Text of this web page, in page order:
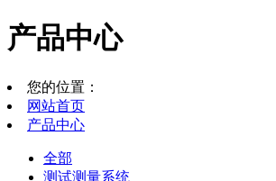
产品中心
您的位置：
网站首页
产品中心
全部
测试测量系统